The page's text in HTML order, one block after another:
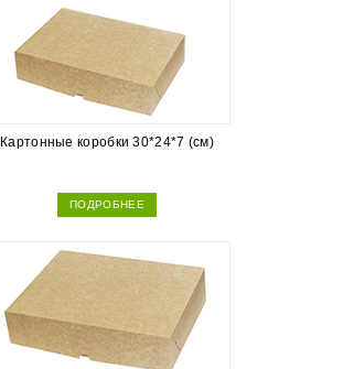
Картонные коробки 30*24*7 (см)
ПОДРОБНЕЕ